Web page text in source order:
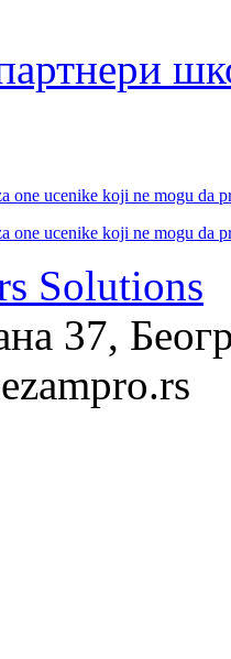
one ucenike koji ne mogu da
one ucenike koji ne mogu da
Solutions
37,